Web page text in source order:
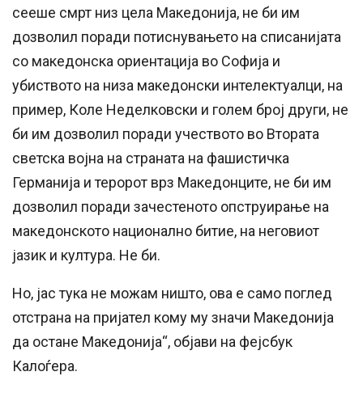
сееше смрт низ цела Македонија, не би им
дозволил поради потиснувањето на списанијата
со македонска ориентација во Софија и
убиството на низа македонски интелектуалци, на
пример, Коле Неделковски и голем број други, не
би им дозволил поради учеството во Втората
светска војна на страната на фашистичка
Германија и теророт врз Македонците, не би им
дозволил поради зачестеното опструирање на
македонското национално битие, на неговиот
јазик и култура. Не би.
Но, јас тука не можам ништо, ова е само поглед
отстрана на пријател кому му значи Македонија
да остане Македонија“, објави на фејсбук
Калоѓера.